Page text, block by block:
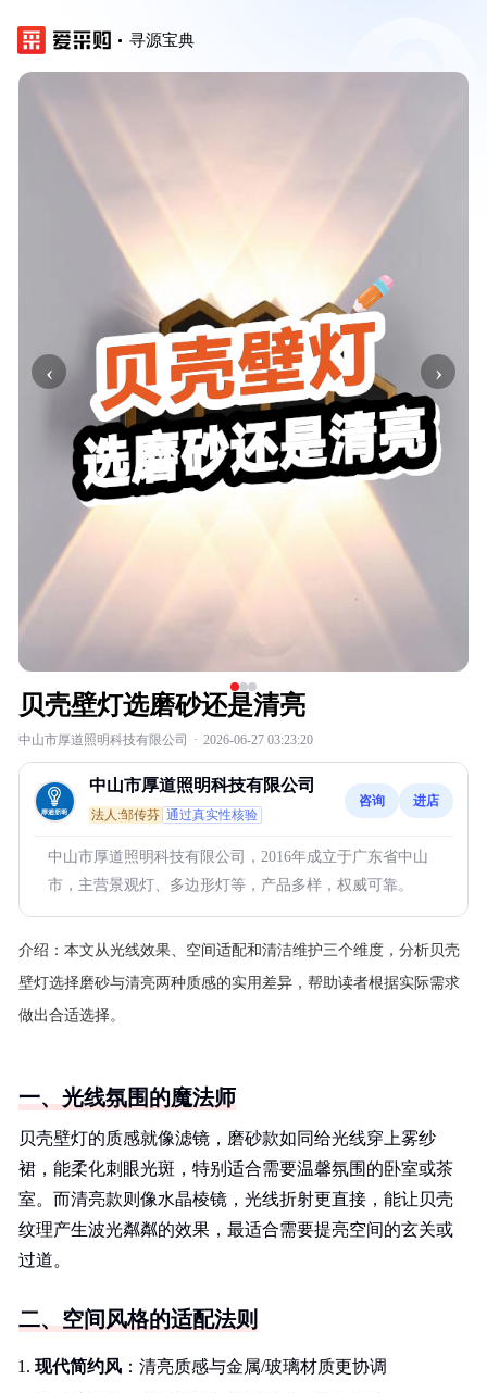
寻源宝典
‹ ›
贝壳壁灯选磨砂还是清亮
中山市厚道照明科技有限公司 · 2026-06-27 03:23:20
中山市厚道照明科技有限公司
法人:邹传芬 通过真实性核验
咨询 进店
中山市厚道照明科技有限公司，2016年成立于广东省中山
市，主营景观灯、多边形灯等，产品多样，权威可靠。
介绍： 本文从光线效果、空间适配和清洁维护三个维度，分析贝壳
壁灯选择磨砂与清亮两种质感的实用差异，帮助读者根据实际需求
做出合适选择。
一、光线氛围的魔法师
贝壳壁灯的质感就像滤镜，磨砂款如同给光线穿上雾纱
裙，能柔化刺眼光斑，特别适合需要温馨氛围的卧室或茶
室。而清亮款则像水晶棱镜，光线折射更直接，能让贝壳
纹理产生波光粼粼的效果，最适合需要提亮空间的玄关或
过道。
二、空间风格的适配法则
现代简约风 ：清亮质感与金属/玻璃材质更协调